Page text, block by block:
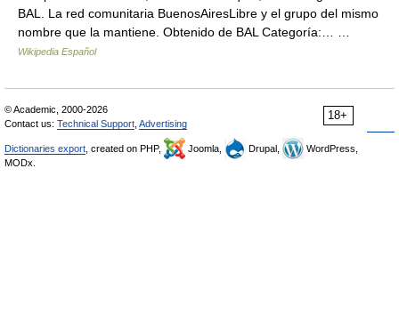
BAL. La red comunitaria BuenosAiresLibre y el grupo del mismo
nombre que la mantiene. Obtenido de BAL Categoría:… …
Wikipedia Español
18+
© Academic, 2000-2026
Contact us: Technical Support Advertising
Dictionaries export , created on PHP, Joomla, Drupal,
WordPress,
MODx.